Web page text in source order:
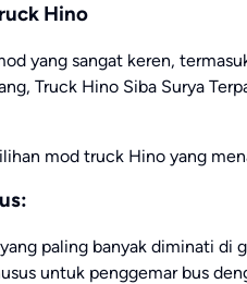
Hino
yang sangat keren,
Truck Hino Siba Surya
mod truck Hino yang
paling banyak diminati di
untuk penggemar bus